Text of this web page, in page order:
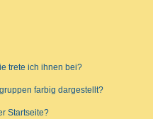
trete ich ihnen bei?
farbig dargestellt?
Startseite?